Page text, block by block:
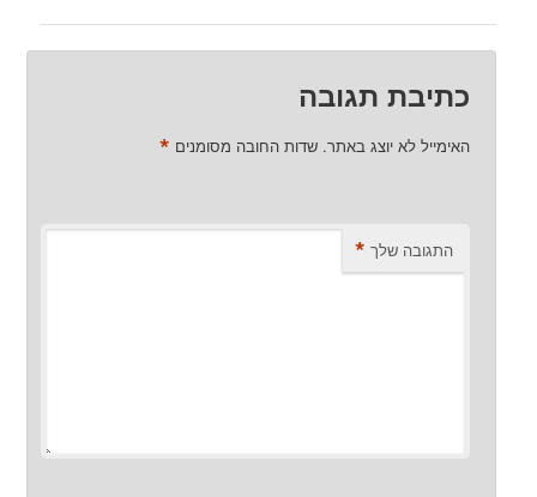
כתיבת תגובה
האימייל לא יוצג באתר. שדות החובה מסומנים *
התגובה שלך *